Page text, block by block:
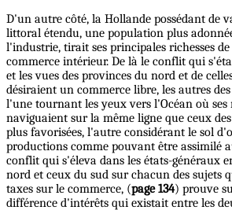
D'un autre côté, la Hollande possédant de
littoral étendu, une population plus
l'industrie, tirait ses principales richesses
commerce intérieur. De là le conflit qui
et les vues des provinces du nord et de
désiraient un commerce libre, les autres
l'une tournant les yeux vers l'Océan où
naviguaient sur la même ligne que ceux
plus favorisées, l'autre considérant le sol
productions comme pouvant être assimilé
conflit qui s'éleva dans les états-généraux
nord et ceux du sud sur chacun des sujets
taxes sur le commerce, (page 134) prouve
différence d'intérêts qui existait entre les